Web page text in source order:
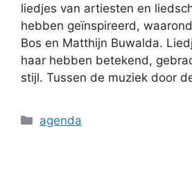
liedjes van artiesten en
hebben geïnspireerd,
Bos en Matthijn Buwalda.
haar hebben betekend,
stijl. Tussen de muziek door
agenda